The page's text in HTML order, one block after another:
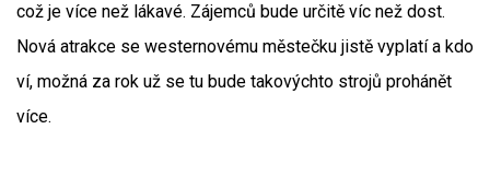
což je více než lákavé. Zájemců bude určitě víc než dost.
Nová atrakce se westernovému městečku jistě vyplatí a kdo
ví, možná za rok už se tu bude takovýchto strojů prohánět
více.